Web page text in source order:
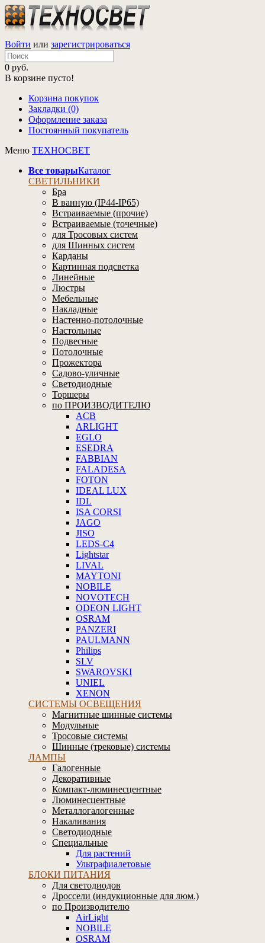
Войти или зарегистрироваться
0 руб.
В корзине пусто!
Корзина покупок
Закладки (0)
Оформление заказа
Постоянный покупатель
Меню ТЕХНОСВЕТ
Все товарыКаталог
СВЕТИЛЬНИКИ
Бра
В ванную (IP44-IP65)
Встраиваемые (прочие)
Встраиваемые (точечные)
для Тросовых систем
для Шинных систем
Карданы
Картинная подсветка
Линейные
Люстры
Мебельные
Накладные
Настенно-потолочные
Настольные
Подвесные
Потолочные
Прожектора
Садово-уличные
Светодиодные
Торшеры
по ПРОИЗВОДИТЕЛЮ
ACB
ARLIGHT
EGLO
ESEDRA
FABBIAN
FALADESA
FOTON
IDEAL LUX
IDL
ISA CORSI
JAGO
JISO
LEDS-C4
Lightstar
LIVAL
MAYTONI
NOBILE
NOVOTECH
ODEON LIGHT
OSRAM
PANZERI
PAULMANN
Philips
SLV
SWAROVSKI
UNIEL
XENON
СИСТЕМЫ ОСВЕЩЕНИЯ
Магнитные шинные системы
Модульные
Тросовые системы
Шинные (трековые) системы
ЛАМПЫ
Галогенные
Декоративные
Компакт-люминесцентные
Люминесцентные
Металлогалогенные
Накаливания
Светодиодные
Специальные
Для растений
Ультрафиалетовые
БЛОКИ ПИТАНИЯ
Для светодиодов
Дроссели (индукционные для люм.)
по Производителю
AirLight
NOBILE
OSRAM